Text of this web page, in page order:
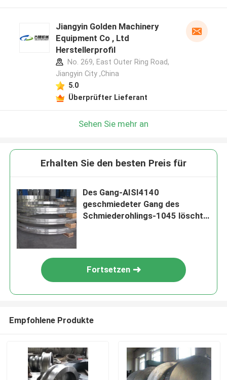
Jiangyin Golden Machinery
Equipment Co , Ltd
Herstellerprofil
No. 269, East Outer Ring Road,
Jiangyin City ,China
5.0
Überprüfter Lieferant
Sehen Sie mehr an
Erhalten Sie den besten Preis für
Des Gang-AISI4140
geschmiedeter Gang des
Schmiederohlings-1045 löscht
Fortsetzen
Empfohlene Produkte